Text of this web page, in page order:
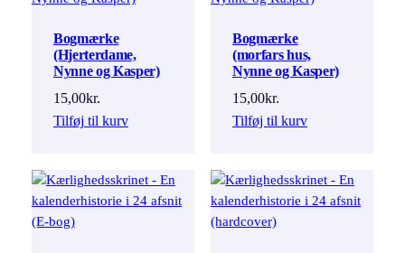
Bogmærke
(Hjerterdame,
Nynne og Kasper)
15,00kr.
Tilføj til kurv
Bogmærke
(morfars hus,
Nynne og Kasper)
15,00kr.
Tilføj til kurv